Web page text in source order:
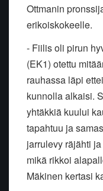
Ottmanin
erikoiskokeelle.
- Fiilis oli pirun
(EK1) otettu
rauhassa läpi
kunnolla alkaisi.
yhtäkkiä kuului
tapahtuu ja
jarrulevy räjähti
mikä rikkoi
Mäkinen kertasi